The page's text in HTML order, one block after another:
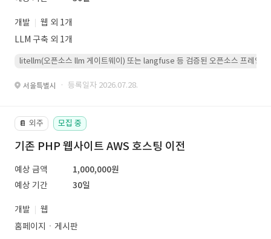
개발
웹 외 1개
LLM 구축 외 1개
litellm(오픈소스 llm 게이트웨이) 또는 langfuse 등 검증된 오픈소스 프레임워
서울특별시 · 등록일자 2026.07.28.
📔 외주 모집 중
기존 PHP 웹사이트 AWS 호스팅 이전
예상 금액
1,000,000원
예상 기간
30일
개발
웹
홈페이지ㆍ게시판